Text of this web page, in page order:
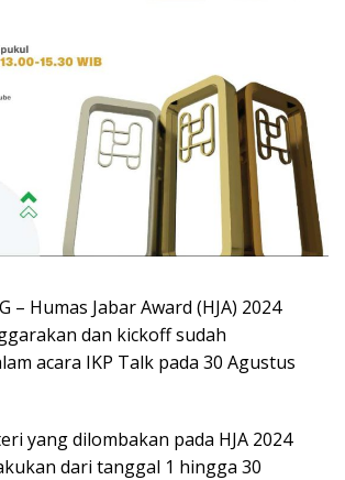
– Humas Jabar Award (HJA) 2024
dan kickoff sudah
acara IKP Talk pada 30 Agustus
yang dilombakan pada HJA 2024
dari tanggal 1 hingga 30